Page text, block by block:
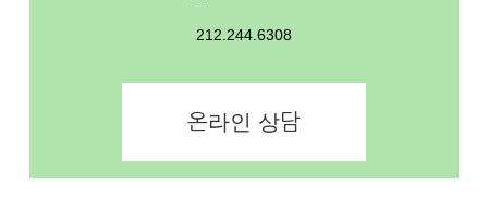
212.244.6308
온라인 상담